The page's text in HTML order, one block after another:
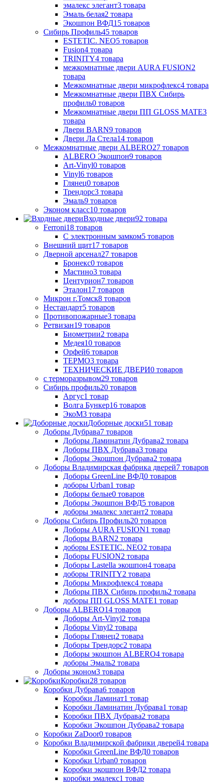
эмалекс элегант3 товара
Эмаль белая2 товара
Экошпон ВФД15 товаров
Сибирь Профиль45 товаров
ESTETIC. NEO5 товаров
Fusion4 товара
TRINITY4 товара
межкомнатные двери AURA FUSION2
товара
Межкомнатные двери микрофлекс4 товара
Межкомнатные двери ПВХ Сибирь
профиль0 товаров
Межкомнатные двери ПП GLOSS MATE3
товара
Двери BARN9 товаров
Двери Ла Стела14 товаров
Межкомнатные двери ALBERO27 товаров
ALBERO Экошпон9 товаров
Art-Vinyl0 товаров
Vinyl6 товаров
Глянец0 товаров
Трендорс3 товара
Эмаль9 товаров
Эконом класс10 товаров
Входные двери92 товара
Ferroni18 товаров
С электронным замком5 товаров
Внешний щит17 товаров
Дверной арсенал27 товаров
Бронекс0 товаров
Мастино3 товара
Центурион7 товаров
Эталон17 товаров
Микрон г.Томск8 товаров
Нестандарт5 товаров
Противопожарные3 товара
Ретвизан19 товаров
Биометрии2 товара
Медея10 товаров
Орфей6 товаров
ТЕРМО3 товара
ТЕХНИЧЕСКИЕ ДВЕРИ0 товаров
с терморазрывом29 товаров
Сибирь профиль20 товаров
Аргус1 товар
Волга Бункер16 товаров
ЭкоМ3 товара
Доборные доски51 товар
Доборы Дубрава7 товаров
Доборы Ламинатин Дубрава2 товара
Доборы ПВХ Дубрава3 товара
Доборы Экошпон Дубрава2 товара
Доборы Владимирская фабрика дверей7 товаров
Доборы GreenLine ВФД0 товаров
доборы Urban1 товар
Доборы белые0 товаров
Доборы Экошпон ВФД5 товаров
доборы эмалекс элегант2 товара
Доборы Сибирь Профиль20 товаров
Доборы AURA FUSION1 товар
Доборы BARN2 товара
доборы ESTETIC. NEO2 товара
Доборы FUSION2 товара
Доборы Lastella экошпон4 товара
доборы TRINITY2 товара
Доборы Микрофлекс4 товара
Доборы ПВХ Сибирь профиль2 товара
доборы ПП GLOSS MATE1 товар
Доборы ALBERO14 товаров
Доборы Art-Vinyl2 товара
Доборы Vinyl2 товара
Доборы Глянец2 товара
Доборы Трендорс2 товара
Доборы экошпон ALBERO4 товара
доборы Эмаль2 товара
Доборы эконом3 товара
Коробки28 товаров
Коробки Дубрава6 товаров
Коробки Ламинат1 товар
Коробки Ламинатин Дубрава1 товар
Коробки ПВХ Дубрава2 товара
Коробки Экошпон Дубрава2 товара
Коробки ZaDoor0 товаров
Коробки Владимирской фабрики дверей4 товара
Коробки GreenLine ВФД0 товаров
Коробки Urban0 товаров
Коробки экошпон ВФД2 товара
коробки эмалекс1 товар